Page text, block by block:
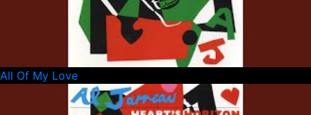
All Of My Love